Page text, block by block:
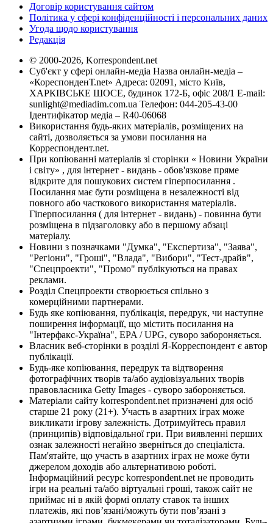
Договір користування сайтом
Політика у сфері конфіденційності і персональних даних
Угода щодо користування
Редакція
© 2000-2026, Korrespondent.net
Суб'єкт у сфері онлайн-медіа Назва онлайн-медіа –
«КореспонденТ.net» Адреса: 02091, місто Київ,
ХАРКІВСЬКЕ ШОСЕ, будинок 172-Б, офіс 208/1 E-mail:
sunlight@mediadim.com.ua Телефон: 044-205-43-00
Ідентифікатор медіа – R40-06068
Використання будь-яких матеріалів, розміщених на
сайті, дозволяється за умови посилання на
Корреспондент.net.
При копіюванні матеріалів зі сторінки « Новини України
і світу» , для інтернет - видань - обов'язкове пряме
відкрите для пошукових систем гіперпосилання .
Посилання має бути розміщена в незалежності від
повного або часткового використання матеріалів.
Гіперпосилання ( для інтернет - видань) - повинна бути
розміщена в підзаголовку або в першому абзаці
матеріалу.
Новини з позначками "Думка", "Експертиза", "Заява",
"Регіони", "Гроші", "Влада", "Вибори", "Тест-драйв",
"Спецпроекти", "Промо" публікуються на правах
реклами.
Розділ Спецпроекти створюється спільно з
комерційними партнерами.
Будь яке копіювання, публікація, передрук, чи наступне
поширення інформації, що містить посилання на
"Інтерфакс-Україна", EPA / UPG, суворо забороняється.
Власник веб-сторінки в розділі Я-Корреспондент є автор
публікації.
Будь-яке копіювання, передрук та відтворення
фотографічних творів та/або аудіовізуальних творів
правовласника Getty Images - суворо забороняється.
Матеріали сайту korrespondent.net призначені для осіб
старше 21 року (21+). Участь в азартних іграх може
викликати ігрову залежність. Дотримуйтесь правил
(принципів) відповідальної гри. При виявленні перших
ознак залежності негайно зверніться до спеціаліста.
Пам'ятайте, що участь в азартних іграх не може бути
джерелом доходів або альтернативою роботі.
Інформаційний ресурс korrespondent.net не проводить
ігри на реальні та/або віртуальні гроші, також сайт не
приймає ні в якій формі оплату ставок та інших
платежів, які пов’язані/можуть бути пов’язані з